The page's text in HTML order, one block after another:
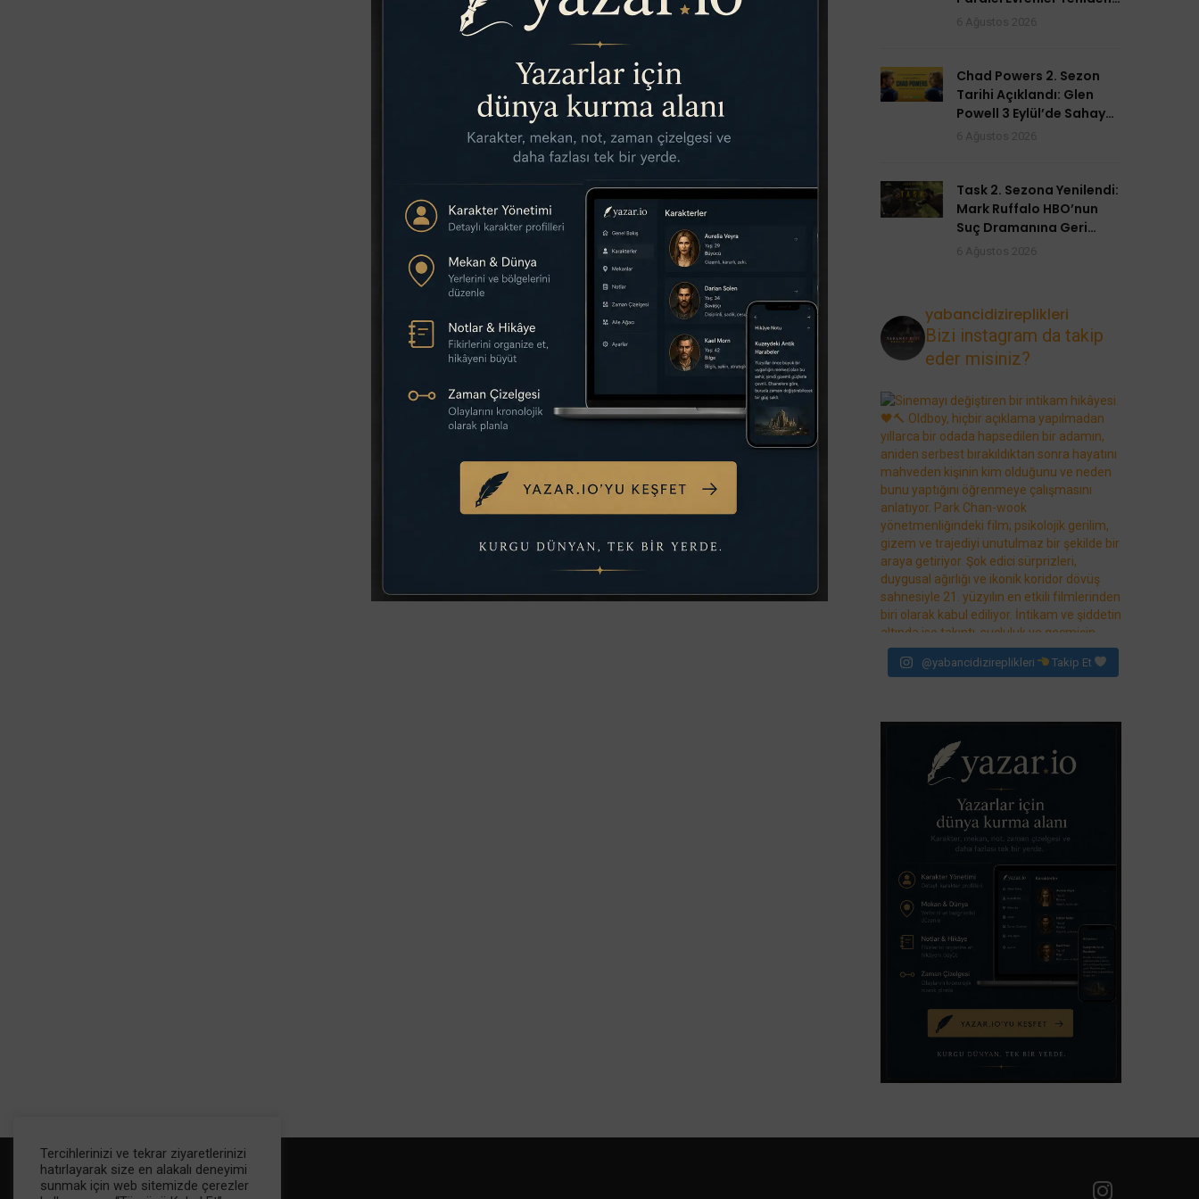
Chad Powers 2. Sezon
Tarihi Açıklandı: Glen
Powell 3 Eylül’de Sahaya
Task 2. Sezona Yenilendi:
Mark Ruffalo HBO’nun
Suç Dramanına Geri
yabancidizireplikleri
Bizi instagram da takip
eder misiniz?
@yabancidizireplikleri Takip Et
Tercihlerinizi ve tekrar ziyaretlerinizi
hatırlayarak size en alakalı deneyimi
sunmak için web sitemizde çerezler